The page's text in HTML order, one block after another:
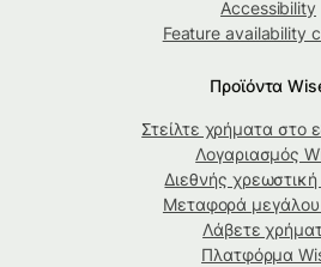
Accessibility
Feature availability
Προϊόντα
Στείλτε χρήματα στο
Λογαριασμός
Διεθνής
Μεταφορά
Λάβετε
Πλατφόρμα